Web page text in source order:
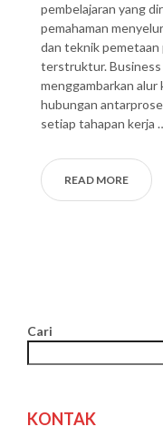
pembelajaran yang
pemahaman
dan teknik pemetaan
terstruktur.
menggambarkan
hubungan
setiap tahapan kerja
READ MORE
Cari
KONTAK